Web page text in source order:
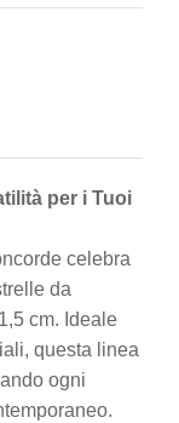
per i Tuoi
celebra
da
cm. Ideale
questa linea
ogni